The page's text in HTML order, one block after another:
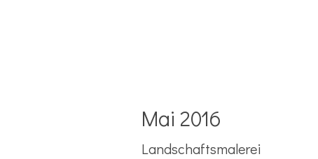
Mai 2016
Landschaftsmalerei